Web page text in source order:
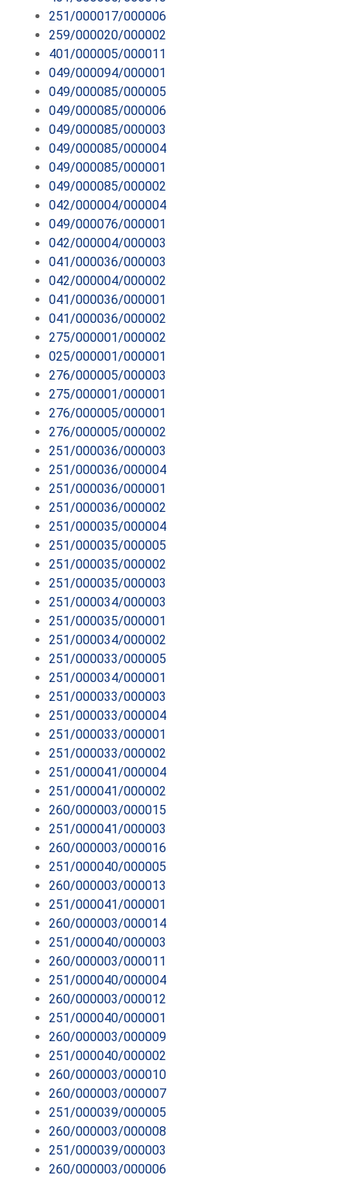
251/000017/000006
259/000020/000002
401/000005/000011
049/000094/000001
049/000085/000005
049/000085/000006
049/000085/000003
049/000085/000004
049/000085/000001
049/000085/000002
042/000004/000004
049/000076/000001
042/000004/000003
041/000036/000003
042/000004/000002
041/000036/000001
041/000036/000002
275/000001/000002
025/000001/000001
276/000005/000003
275/000001/000001
276/000005/000001
276/000005/000002
251/000036/000003
251/000036/000004
251/000036/000001
251/000036/000002
251/000035/000004
251/000035/000005
251/000035/000002
251/000035/000003
251/000034/000003
251/000035/000001
251/000034/000002
251/000033/000005
251/000034/000001
251/000033/000003
251/000033/000004
251/000033/000001
251/000033/000002
251/000041/000004
251/000041/000002
260/000003/000015
251/000041/000003
260/000003/000016
251/000040/000005
260/000003/000013
251/000041/000001
260/000003/000014
251/000040/000003
260/000003/000011
251/000040/000004
260/000003/000012
251/000040/000001
260/000003/000009
251/000040/000002
260/000003/000010
260/000003/000007
251/000039/000005
260/000003/000008
251/000039/000003
260/000003/000006